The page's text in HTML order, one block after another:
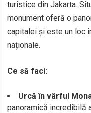
turistice din Jakarta.
monument oferă o
capitalei și este un loc
naționale.
Ce să faci:
Urcă în vârful
panoramică incredibilă